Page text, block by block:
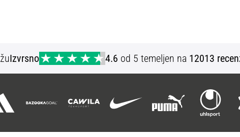
Izvrsno 4.6 od 5 temeljen na 12013